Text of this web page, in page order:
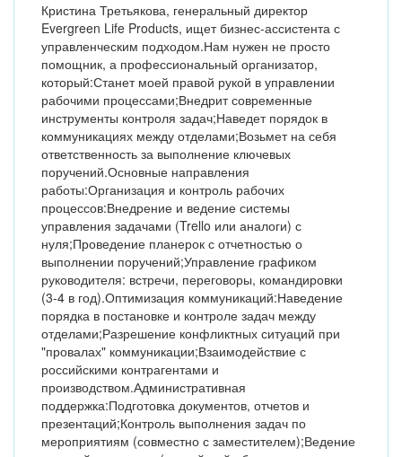
Кристина Третьякова, генеральный директор
Evergreen Life Products, ищет бизнес-ассистента с
управленческим подходом.Нам нужен не просто
помощник, а профессиональный организатор,
который:Станет моей правой рукой в управлении
рабочими процессами;Внедрит современные
инструменты контроля задач;Наведет порядок в
коммуникациях между отделами;Возьмет на себя
ответственность за выполнение ключевых
поручений.Основные направления
работы:Организация и контроль рабочих
процессов:Внедрение и ведение системы
управления задачами (Trello или аналоги) с
нуля;Проведение планерок с отчетностью о
выполнении поручений;Управление графиком
руководителя: встречи, переговоры, командировки
(3-4 в год).Оптимизация коммуникаций:Наведение
порядка в постановке и контроле задач между
отделами;Разрешение конфликтных ситуаций при
"провалах" коммуникации;Взаимодействие с
российскими контрагентами и
производством.Административная
поддержка:Подготовка документов, отчетов и
презентаций;Контроль выполнения задач по
мероприятиям (совместно с заместителем);Ведение